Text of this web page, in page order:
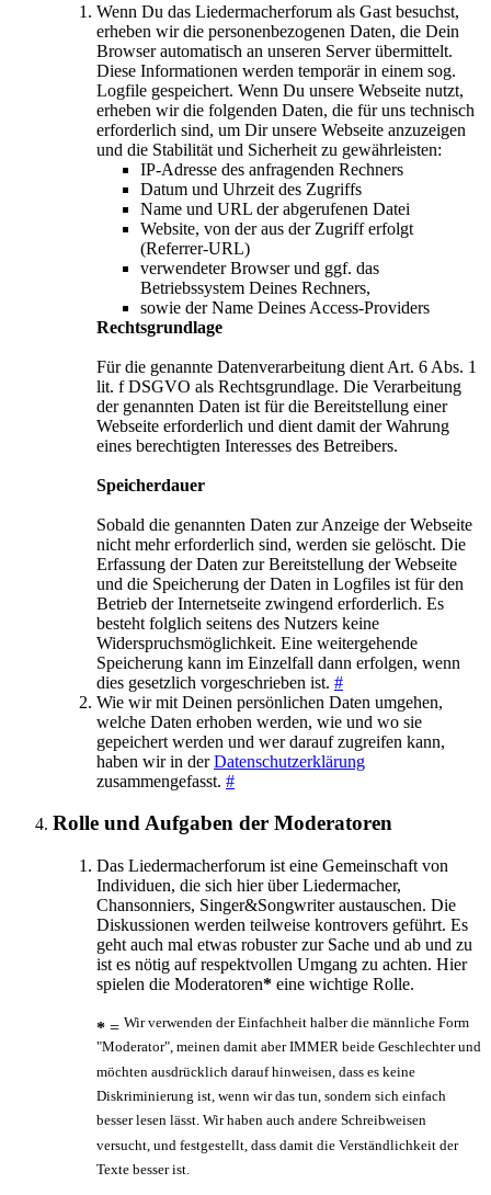
Wenn Du das Liedermacherforum als Gast besuchst,
erheben wir die personenbezogenen Daten, die Dein
Browser automatisch an unseren Server übermittelt.
Diese Informationen werden temporär in einem sog.
Logfile gespeichert. Wenn Du unsere Webseite nutzt,
erheben wir die folgenden Daten, die für uns technisch
erforderlich sind, um Dir unsere Webseite anzuzeigen
und die Stabilität und Sicherheit zu gewährleisten:
IP-Adresse des anfragenden Rechners
Datum und Uhrzeit des Zugriffs
Name und URL der abgerufenen Datei
Website, von der aus der Zugriff erfolgt
(Referrer-URL)
verwendeter Browser und ggf. das
Betriebssystem Deines Rechners,
sowie der Name Deines Access-Providers
Rechtsgrundlage
Für die genannte Datenverarbeitung dient Art. 6 Abs. 1
lit. f DSGVO als Rechtsgrundlage. Die Verarbeitung
der genannten Daten ist für die Bereitstellung einer
Webseite erforderlich und dient damit der Wahrung
eines berechtigten Interesses des Betreibers.
Speicherdauer
Sobald die genannten Daten zur Anzeige der Webseite
nicht mehr erforderlich sind, werden sie gelöscht. Die
Erfassung der Daten zur Bereitstellung der Webseite
und die Speicherung der Daten in Logfiles ist für den
Betrieb der Internetseite zwingend erforderlich. Es
besteht folglich seitens des Nutzers keine
Widerspruchsmöglichkeit. Eine weitergehende
Speicherung kann im Einzelfall dann erfolgen, wenn
dies gesetzlich vorgeschrieben ist. #
Wie wir mit Deinen persönlichen Daten umgehen,
welche Daten erhoben werden, wie und wo sie
gepeichert werden und wer darauf zugreifen kann,
haben wir in derDatenschutzerklärung
zusammengefasst. #
Rolle und Aufgaben der Moderatoren
Das Liedermacherforum ist eine Gemeinschaft von
Individuen, die sich hier über Liedermacher,
Chansonniers, Singer&Songwriter austauschen. Die
Diskussionen werden teilweise kontrovers geführt. Es
geht auch mal etwas robuster zur Sache und ab und zu
ist es nötig auf respektvollen Umgang zu achten. Hier
spielen die Moderatoren* eine wichtige Rolle.
* = Wir verwenden der Einfachheit halber die männliche Form
"Moderator", meinen damit aber IMMER beide Geschlechter und
möchten ausdrücklich darauf hinweisen, dass es keine
Diskriminierung ist, wenn wir das tun, sondern sich einfach
besser lesen lässt. Wir haben auch andere Schreibweisen
versucht, und festgestellt, dass damit die Verständlichkeit der
Texte besser ist.